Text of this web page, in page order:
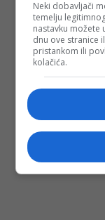
Neki dobavljači
temelju
nastavku možete
dnu ove stranice
pristankom ili
kolačića.